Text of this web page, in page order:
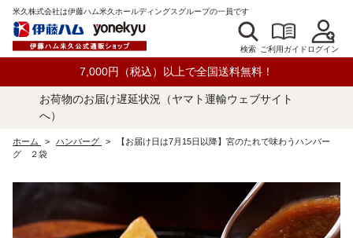
米久株式会社は伊藤ハム米久ホールディングスグループの一員です
検索 ご利用ガイドログイン
7,000円（税込）以上で全国送料無料！
お荷物のお届け遅延状況（ヤマト運輸ウェブサイト
へ）
ホーム > ハンバーグ >
【お届け日は7月15日以降】宮のたれで味わうハンバー
グ ２袋